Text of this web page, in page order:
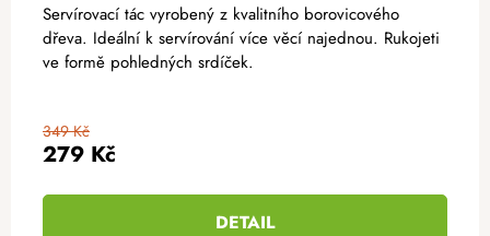
279 Kč
349 Kč
DETAIL
Servírovací tác vyrobený z kvalitního borovicového
dřeva. Ideální k servírování více věcí najednou. Rukojeti
ve formě pohledných srdíček.